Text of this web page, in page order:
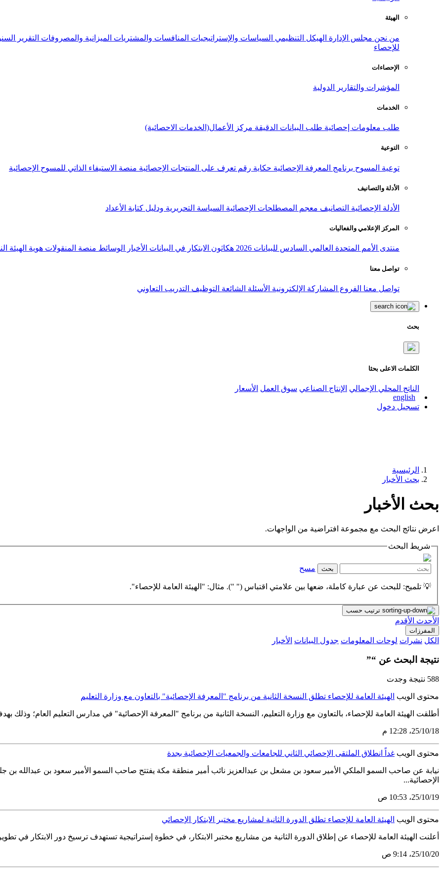
الهيئة
من نحن مجلس الإدارة الهيكل التنظيمي السياسات والإستراتيجيات المنافسات والمشتريات الميزانية والمصروفات التقرير
للإحصاء
الإحصاءات
المؤشرات والتقارير الدولية
الخدمات
طلب معلومات إحصائية طلب البيانات الدقيقة مركز الأعمال(الخدمات الاحصائية)
التوعية
توعية المسوح برنامج المعرفة الإحصائية حكاية رقم تعرف على المنتجات الإحصائية منصة الاستيفاء الذاتي للمسوح الإحصائية
الأدلة والتصانيف
الأدلة الإحصائية التصانيف معجم المصطلحات الإحصائية السياسة التحريرية ودليل كتابة الأعداد
المركز الإعلامي والفعاليات
منتدى الأمم المتحدة العالمي السادس للبيانات 2026 هكاثون الابتكار في البيانات الأخبار الوسائط منصة المنقولات هوية الهيئة
تواصل معنا
تواصل معنا الفروع المشاركة الإلكترونية الأسئلة الشائعة التوظيف التدريب التعاوني
بحث
الكلمات الاعلى بحثا
الناتج المحلي الإجمالي الإنتاج الصناعي سوق العمل الأسعار
english
تسجيل دخول
الرئيسية
بحث الأخبار
بحث الأخبار
اعرض نتائج البحث مع مجموعة افتراضية من الواجهات.
شريط البحث
بحث مسح
💡 تلميح: للبحث عن عبارة كاملة، ضعها بين علامتي اقتباس (" "). مثال: "الهيئة العامة للإحصاء".
ترتيب حسب
الأحدث الأقدم
المفرزات
الكل نشرات لوحات المعلومات جدول البيانات الأخبار
نتيجة البحث عن “”
588 نتيجة وجدت
محتوى الويب الهيئة العامة للإحصاء تطلق النسخة الثانية من برنامج "المعرفة الإحصائية" بالتعاون مع وزارة التعليم
أطلقت الهيئة العامة للإحصاء، بالتعاون مع وزارة التعليم، النسخة الثانية من برنامج "المعرفة الإحصائية" في مدارس التعليم العام؛ وذلك
18‏/10‏/25، 12:28 م
محتوى الويب غداً انطلاق الملتقى الإحصائي الثاني للجامعات والجمعيات الإحصائية بجدة
نيابة عن صاحب السمو الملكي الأمير سعود بن مشعل بن عبدالعزيز نائب أمير منطقة مكة يفتتح صاحب السمو الأمير سعود بن عبدالله بن
الإحصائية...
19‏/10‏/25، 10:53 ص
محتوى الويب الهيئة العامة للإحصاء تطلق الدورة الثانية لمشاريع مختبر الابتكار الإحصائي
أعلنت الهيئة العامة للإحصاء عن إطلاق الدورة الثانية من مشاريع مختبر الابتكار، في خطوة إستراتيجية تستهدف ترسيخ دور الابتكار في
20‏/10‏/25، 9:14 ص